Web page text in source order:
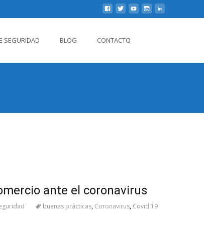
SEGURIDAD BLOG CONTACTO
ante el coronavirus
buenas prácticas, Coronavirus, Covid 19